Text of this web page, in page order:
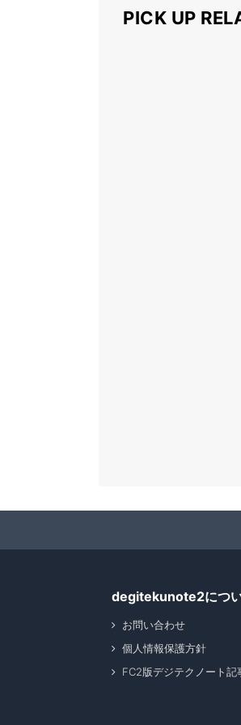
PICK UP
degitekunote2につ
お問い合わせ
個人情報保護方針
FC2版デジテクノート記